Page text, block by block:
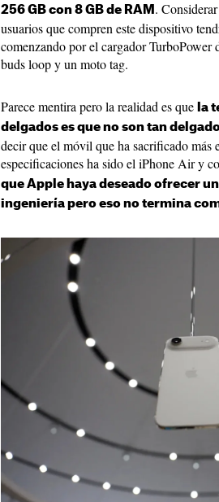
256 GB con 8 GB de RAM .
usuarios que compren este dispositivo
comenzando por el cargador
buds loop y un moto tag.
Parece mentira pero la realidad es que la
delgados es que no son tan
decir que el móvil que ha sacrificado más
especificaciones ha sido el iPhone Air y
que Apple haya deseado ofrecer
ingeniería pero eso no termina